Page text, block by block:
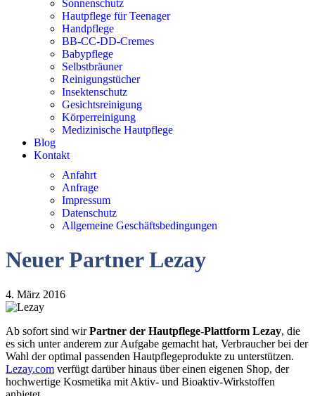
Sonnenschutz
Hautpflege für Teenager
Handpflege
BB-CC-DD-Cremes
Babypflege
Selbstbräuner
Reinigungstücher
Insektenschutz
Gesichtsreinigung
Körperreinigung
Medizinische Hautpflege
Blog
Kontakt
Anfahrt
Anfrage
Impressum
Datenschutz
Allgemeine Geschäftsbedingungen
Neuer Partner Lezay
4. März 2016
Ab sofort sind wirPartner der Hautpflege-Plattform Lezay, die
es sich unter anderem zur Aufgabe gemacht hat, Verbraucher bei der
Wahl der optimal passenden Hautpflegeprodukte zu unterstützen.
Lezay.com verfügt darüber hinaus über einen eigenen Shop, der
hochwertige Kosmetika mit Aktiv- und Bioaktiv-Wirkstoffen